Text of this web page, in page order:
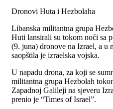
Dronovi Huta i Hezbolaha
Libanska militantna grupa
Huti lansirali su tokom noći sa
(9. juna) dronove na Izrael, a u
saopštila je izraelska vojska.
U napadu drona, za koji se
militantna grupa Hezbolah
Zapadnoj Galileji na sjeveru
prenio je “Times of Israel”.